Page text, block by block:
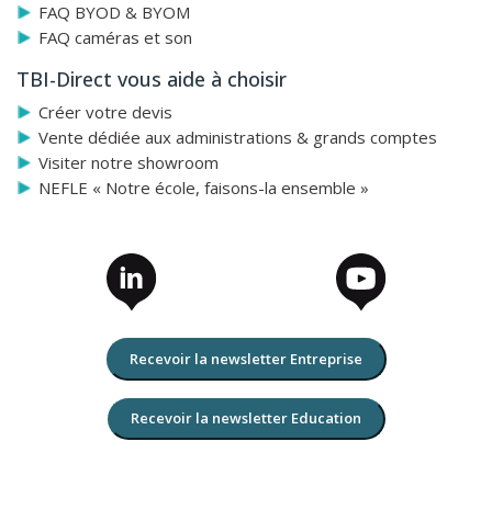
FAQ BYOD & BYOM
FAQ caméras et son
TBI-Direct vous aide à choisir
Créer votre devis
Vente dédiée aux administrations & grands comptes
Visiter notre showroom
NEFLE « Notre école, faisons-la ensemble »
Recevoir la newsletter Entreprise
Recevoir la newsletter Education